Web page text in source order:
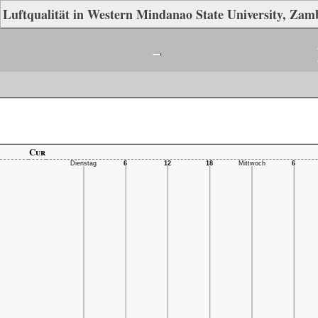
Luftqualität in Western Mindanao State University,
-
Cur